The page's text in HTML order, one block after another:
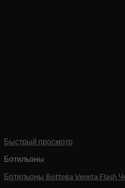
Быстрый просмотр
Ботильоны
Ботильоны Bottega Veneta Flash